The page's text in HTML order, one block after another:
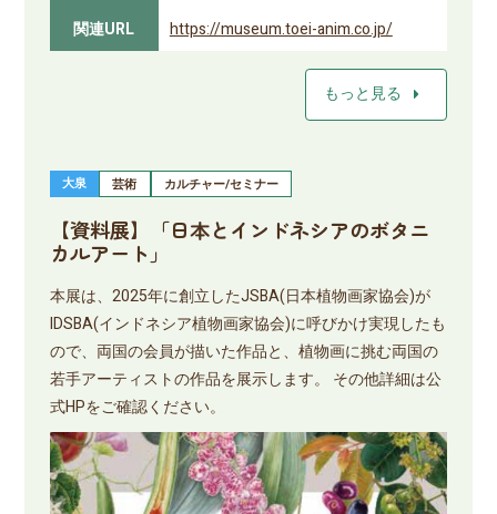
関連URL
https://museum.toei-anim.co.jp/
もっと見る arrow_right
大泉 芸術 カルチャー/セミナー
【資料展】「日本とインドネシアのボタニ
カルアート」
本展は、2025年に創立したJSBA(日本植物画家協会)が
IDSBA(インドネシア植物画家協会)に呼びかけ実現したも
ので、両国の会員が描いた作品と、植物画に挑む両国の
若手アーティストの作品を展示します。 その他詳細は公
式HPをご確認ください。